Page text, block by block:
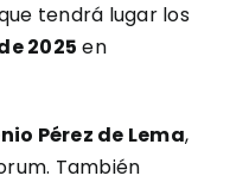
tendrá lugar los
2025 en
Pérez de Lema,
También